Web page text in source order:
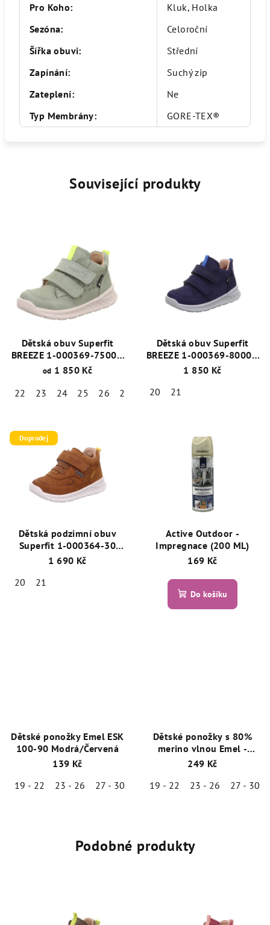
Pro Koho:
Kluk, Holka
Sezóna:
Celoroční
Šířka obuvi:
Střední
Zapínání:
Suchý zip
Zateplení:
Ne
Typ Membrány: GORE-TEX®
Související produkty
Dětská obuv Superfit
BREEZE 1-000369-7500 s
membránou - GORE-TEX®
od 1 850 Kč
22
23 24 25 26 28 30
Dětská obuv Superfit
BREEZE 1-000369-8000 s
membránou - GORE-TEX®
1 850 Kč
20
21
Doprodej
Dětská podzimní obuv
Superfit 1-000364-30
BREEZE Hnědá - GORE-
1 690 Kč
20
21
Active Outdoor -
Impregnace (200 ML)
169 Kč
Do košíku
Dětské ponožky Emel ESK
100-90 Modrá/Červená
139 Kč
19 - 22
23 - 26 27 - 30
Dětské ponožky s 80%
merino vlnou Emel -
Šedo-hnědá - ESK 100-53
249 Kč
19 - 22
23 - 26 27 - 30
Podobné produkty